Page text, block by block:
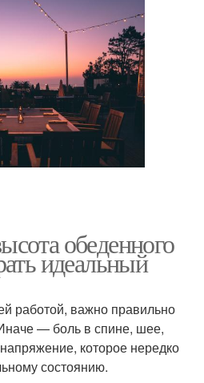
обеденного
идеальный
работой, важно правильно
— боль в спине, шее,
которое нередко
состоянию.